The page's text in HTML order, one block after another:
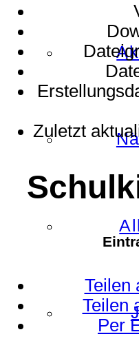
Zuletzt
Teilen
Teilen
Per